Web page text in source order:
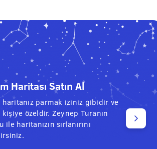
Haritası Satın Al
haritanız parmak iziniz gibidir ve
kişiye özeldir. Zeynep Turanın
ile haritanızın sırlanırını